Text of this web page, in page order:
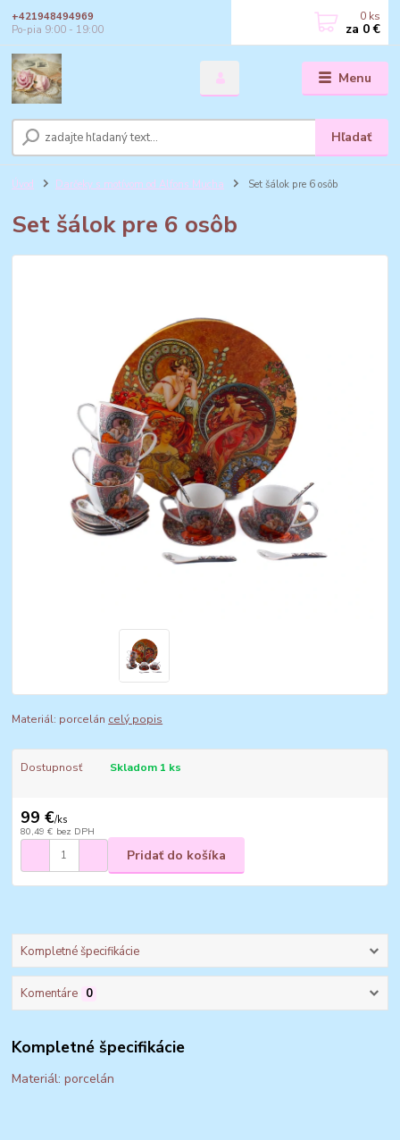
Menu
Hľadať
+421948494969
Po-pia 9:00 - 19:00
0 ks
za 0 €
Úvod Darčeky s motívom od Alfons Mucha Set šálok pre 6 osôb
Set šálok pre 6 osôb
Materiál: porcelán celý popis
Dostupnosť Skladom 1 ks
99 €/ks
80,49 € bez DPH
Pridať do košíka
Kompletné špecifikácie
Komentáre 0
Kompletné špecifikácie
Materiál: porcelán